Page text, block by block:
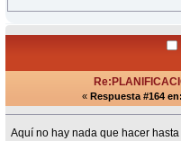
« Respuesta #164 en:
Aquí no hay nada que hacer